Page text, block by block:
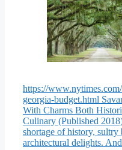
https://
georgia-budget.html
With Charms Both
Culinary (Published
shortage of history, sultry
architectural delights.